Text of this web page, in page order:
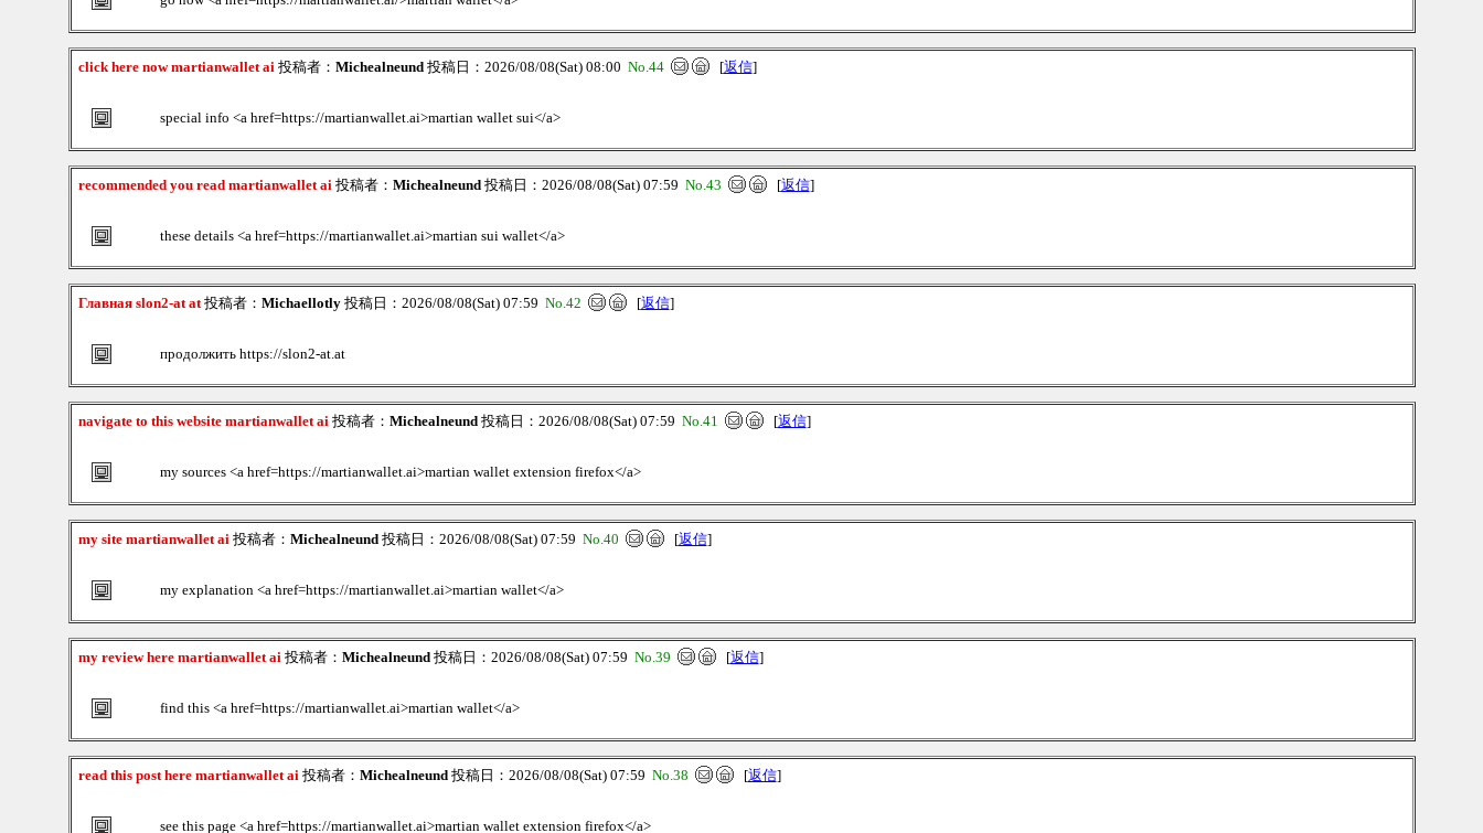
click here now martianwallet ai投稿者： Michealneund投稿日：2026/08/08(Sat) 08:00 No.44 [返信]
special info <a href=https://martianwallet.ai>martian wallet sui</a>
recommended you read martianwallet ai投稿者： Michealneund投稿日：2026/08/08(Sat) 07:59 No.43 [返信]
these details <a href=https://martianwallet.ai>martian sui wallet</a>
Главная slon2-at at投稿者： Michaellotly投稿日：2026/08/08(Sat) 07:59 No.42 [返信]
продолжить https://slon2-at.at
navigate to this website martianwallet ai投稿者： Michealneund投稿日：2026/08/08(Sat) 07:59 No.41 [返信]
my sources <a href=https://martianwallet.ai>martian wallet extension firefox</a>
my site martianwallet ai投稿者： Michealneund投稿日：2026/08/08(Sat) 07:59 No.40 [返信]
my explanation <a href=https://martianwallet.ai>martian wallet</a>
my review here martianwallet ai投稿者： Michealneund投稿日：2026/08/08(Sat) 07:59 No.39 [返信]
find this <a href=https://martianwallet.ai>martian wallet</a>
read this post here martianwallet ai投稿者： Michealneund投稿日：2026/08/08(Sat) 07:59 No.38 [返信]
see this page <a href=https://martianwallet.ai>martian wallet extension firefox</a>